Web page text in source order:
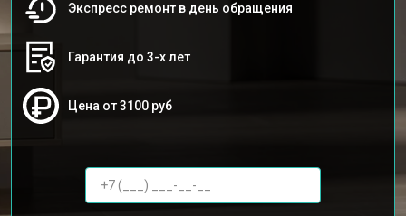
Экспресс ремонт в день обращения
Гарантия до 3-х лет
Цена от 3100 руб